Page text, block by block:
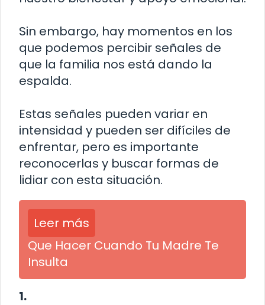
Sin embargo, hay momentos en los
que podemos percibir señales de
que la familia nos está dando la
espalda.
Estas señales pueden variar en
intensidad y pueden ser difíciles de
enfrentar, pero es importante
reconocerlas y buscar formas de
lidiar con esta situación.
Leer más
Que Hacer Cuando Tu Madre Te
Insulta
1.